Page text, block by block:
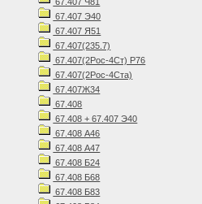
67.407 Э40
67.407 Я51
67.407(235.7)
67.407(2Рос-4Ст) Р76
67.407(2Рос-4Ста)
67.407Ж34
67.408
67.408 + 67.407 Э40
67.408 А46
67.408 А47
67.408 Б24
67.408 Б68
67.408 Б83